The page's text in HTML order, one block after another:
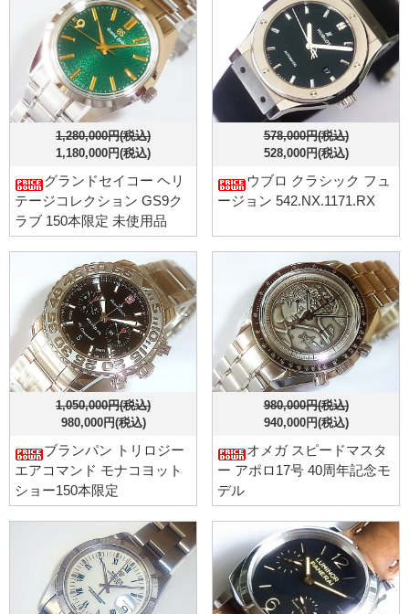
1,280,000円(税込)
1,180,000円(税込)
グランドセイコー ヘリ
テージコレクション GS9ク
ラブ 150本限定 未使用品
578,000円(税込)
528,000円(税込)
ウブロ クラシック フュ
ージョン 542.NX.1171.RX
1,050,000円(税込)
980,000円(税込)
ブランパン トリロジー
エアコマンド モナコヨット
ショー150本限定
980,000円(税込)
940,000円(税込)
オメガ スピードマスタ
ー アポロ17号 40周年記念モ
デル